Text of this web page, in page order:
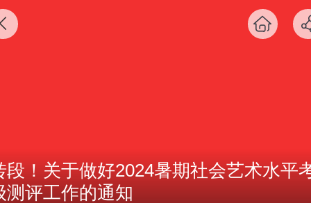
段！关于做好2024暑期社会艺术水平
测评工作的通知